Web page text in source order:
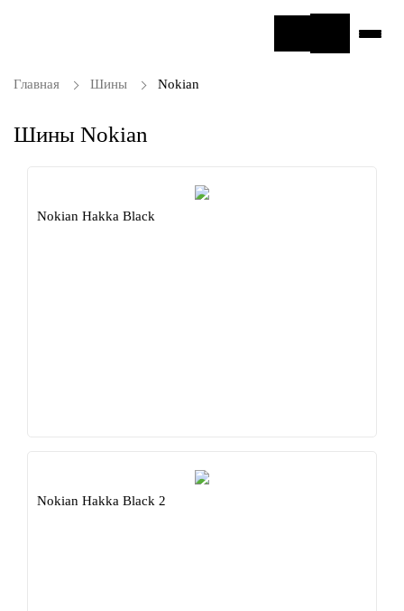
Главная Шины Nokian
Шины Nokian
Nokian Hakka Black
Nokian Hakka Black 2